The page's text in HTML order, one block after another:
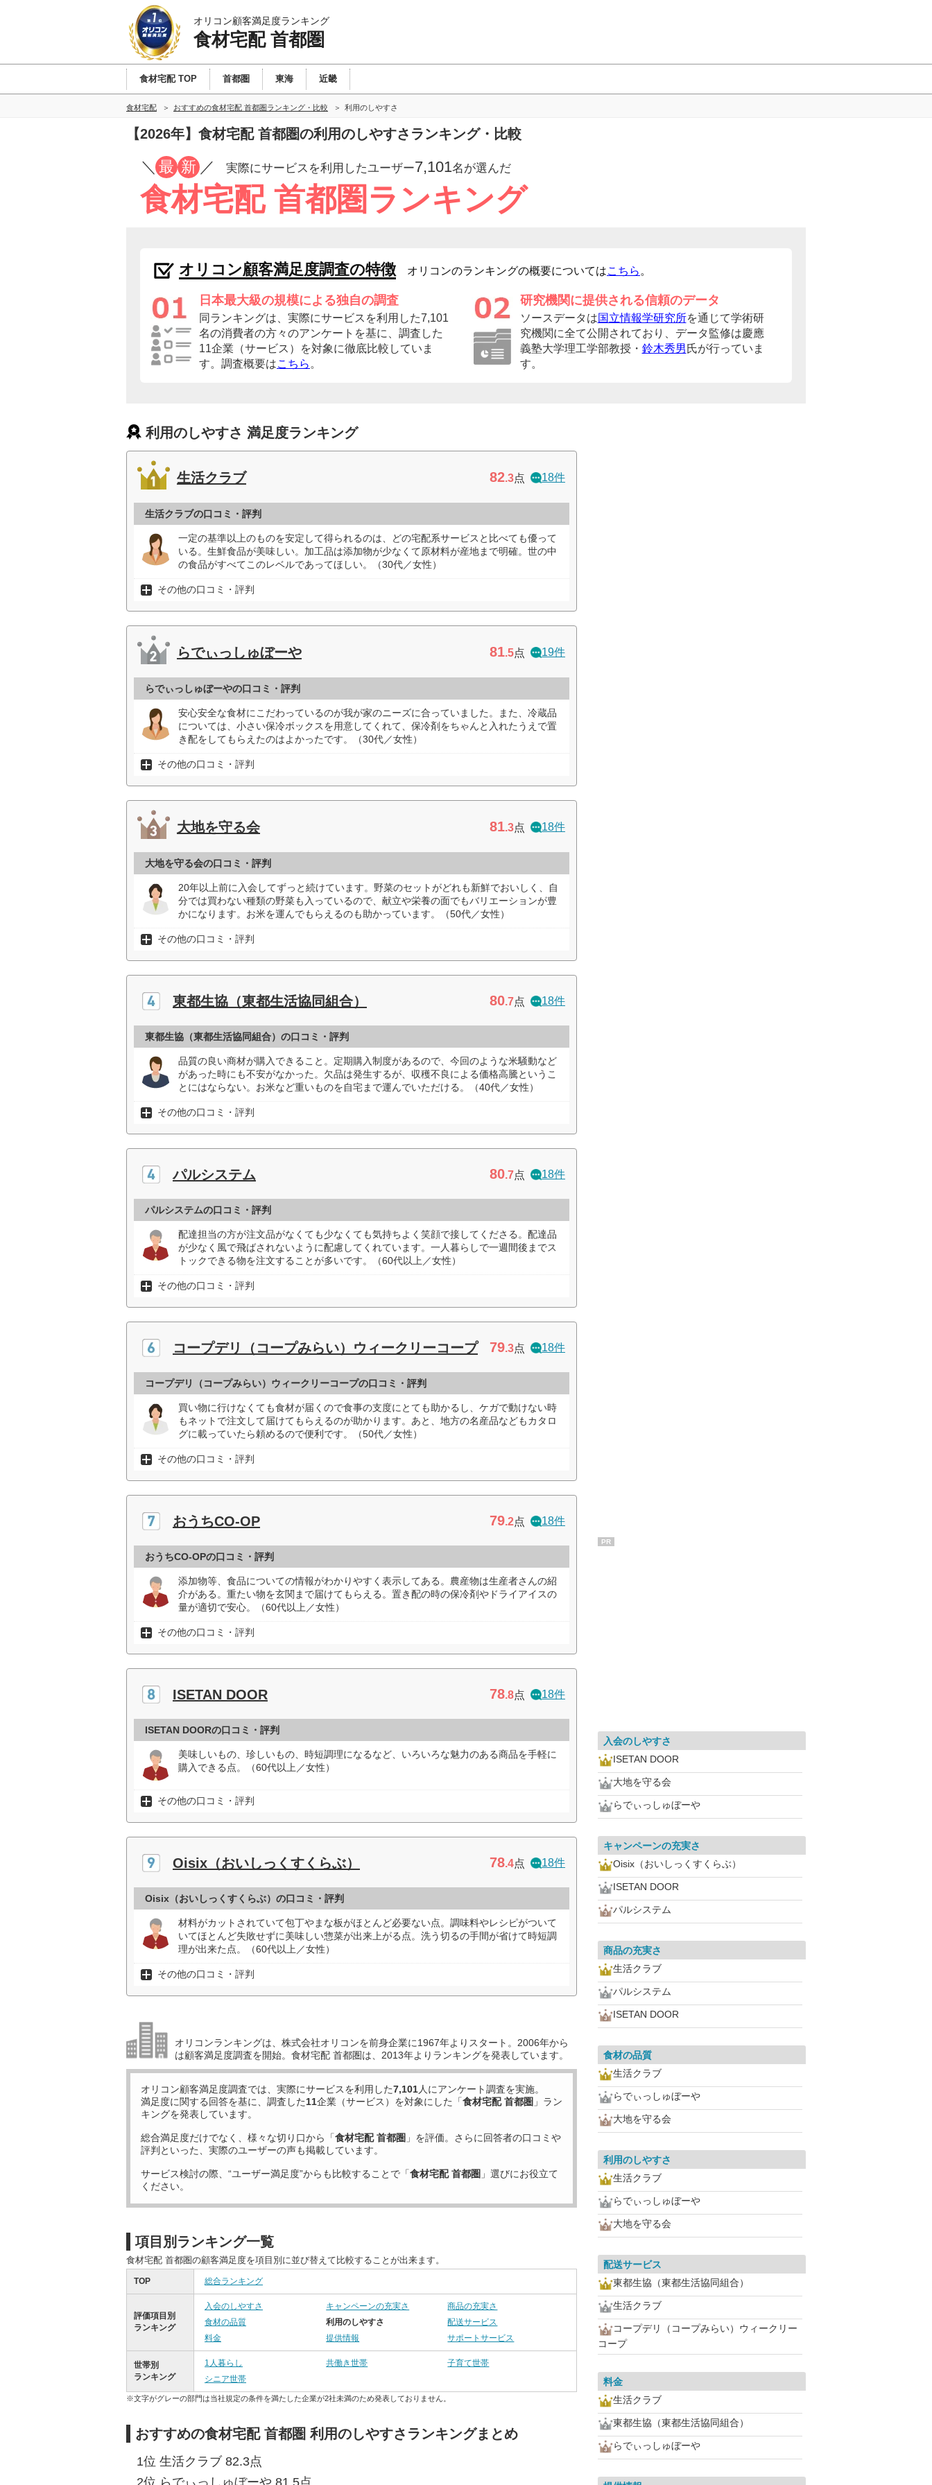
オリコン顧客満足度ランキング
食材宅配 首都圏
食材宅配 TOP 首都圏 東海 近畿
食材宅配 おすすめの食材宅配 首都圏ランキング・比較 利用のしやすさ
【2026年】食材宅配 首都圏の利用のしやすさランキング・比較
／ 最 新 ／ 実際にサービスを利用したユーザー7,101名が選んだ
食材宅配 首都圏ランキング
オリコン顧客満足度調査の特徴 オリコンのランキングの概要についてはこちら 。
日本最大級の規模による独自の調査
同ランキングは、実際にサービスを利用した7,101
名の消費者の方々のアンケートを基に、調査した
11企業（サービス）を対象に徹底比較していま
す。調査概要はこちら 。
研究機関に提供される信頼のデータ
ソースデータは国立情報学研究所を通じて学術研
究機関に全て公開されており、データ監修は慶應
義塾大学理工学部教授・ 鈴木秀男 氏が行っていま
す。
利用のしやすさ 満足度ランキング
生活クラブ 82.3点 18件
生活クラブの口コミ・評判
一定の基準以上のものを安定して得られるのは、どの宅配系サービスと比べても優って
いる。生鮮食品が美味しい。加工品は添加物が少なくて原材料が産地まで明確。世の中
の食品がすべてこのレベルであってほしい。（30代／女性）
その他の口コミ・評判
らでぃっしゅぼーや 81.5点 19件
らでぃっしゅぼーやの口コミ・評判
安心安全な食材にこだわっているのが我が家のニーズに合っていました。また、冷蔵品
については、小さい保冷ボックスを用意してくれて、保冷剤をちゃんと入れたうえで置
き配をしてもらえたのはよかったです。（30代／女性）
その他の口コミ・評判
大地を守る会 81.3点 18件
大地を守る会の口コミ・評判
20年以上前に入会してずっと続けています。野菜のセットがどれも新鮮でおいしく、自
分では買わない種類の野菜も入っているので、献立や栄養の面でもバリエーションが豊
かになります。お米を運んでもらえるのも助かっています。（50代／女性）
その他の口コミ・評判
東都生協（東都生活協同組合） 80.7点 18件
東都生協（東都生活協同組合）の口コミ・評判
品質の良い商材が購入できること。定期購入制度があるので、今回のような米騒動など
があった時にも不安がなかった。欠品は発生するが、収穫不良による価格高騰というこ
とにはならない。お米など重いものを自宅まで運んでいただける。（40代／女性）
その他の口コミ・評判
パルシステム 80.7点 18件
パルシステムの口コミ・評判
配達担当の方が注文品がなくても少なくても気持ちよく笑顔で接してくださる。配達品
が少なく風で飛ばされないように配慮してくれています。一人暮らしで一週間後までス
トックできる物を注文することが多いです。（60代以上／女性）
その他の口コミ・評判
コープデリ（コープみらい）ウィークリーコープ 79.3点 18件
コープデリ（コープみらい）ウィークリーコープの口コミ・評判
買い物に行けなくても食材が届くので食事の支度にとても助かるし、ケガで動けない時
もネットで注文して届けてもらえるのが助かります。あと、地方の名産品などもカタロ
グに載っていたら頼めるので便利です。（50代／女性）
その他の口コミ・評判
おうちCO-OP 79.2点 18件
おうちCO-OPの口コミ・評判
添加物等、食品についての情報がわかりやすく表示してある。農産物は生産者さんの紹
介がある。重たい物を玄関まで届けてもらえる。置き配の時の保冷剤やドライアイスの
量が適切で安心。（60代以上／女性）
その他の口コミ・評判
ISETAN DOOR 78.8点 18件
ISETAN DOORの口コミ・評判
美味しいもの、珍しいもの、時短調理になるなど、いろいろな魅力のある商品を手軽に
購入できる点。（60代以上／女性）
その他の口コミ・評判
Oisix（おいしっくすくらぶ） 78.4点 18件
Oisix（おいしっくすくらぶ）の口コミ・評判
材料がカットされていて包丁やまな板がほとんど必要ない点。調味料やレシピがついて
いてほとんど失敗せずに美味しい惣菜が出来上がる点。洗う切るの手間が省けて時短調
理が出来た点。（60代以上／女性）
その他の口コミ・評判
オリコンランキングは、株式会社オリコンを前身企業に1967年よりスタート。2006年から
は顧客満足度調査を開始。食材宅配 首都圏は、2013年よりランキングを発表しています。
オリコン顧客満足度調査では、実際にサービスを利用した7,101人にアンケート調査を実施。
満足度に関する回答を基に、調査した11企業（サービス）を対象にした「食材宅配 首都圏 」ラン
キングを発表しています。
総合満足度だけでなく、様々な切り口から「食材宅配 首都圏 」を評価。さらに回答者の口コミや
評判といった、実際のユーザーの声も掲載しています。
サービス検討の際、“ユーザー満足度”からも比較することで「食材宅配 首都圏 」選びにお役立て
ください。
項目別ランキング一覧
食材宅配 首都圏の顧客満足度を項目別に並び替えて比較することが出来ます。
TOP 総合ランキング
評価項目別
ランキング
入会のしやすさ キャンペーンの充実さ
商品の充実さ
食材の品質
利用のしやすさ
配送サービス
料金
提供情報 サポートサービス
世帯別
ランキング
1人暮らし 共働き世帯
子育て世帯
シニア世帯
※文字がグレーの部門は当社規定の条件を満たした企業が2社未満のため発表しておりません。
おすすめの食材宅配 首都圏 利用のしやすさランキングまとめ
1位 生活クラブ 82.3点
2位 らでぃっしゅぼーや 81.5点
PR
入会のしやすさ
ISETAN DOOR
大地を守る会
らでぃっしゅぼーや
キャンペーンの充実さ
Oisix（おいしっくすくらぶ）
ISETAN DOOR
パルシステム
商品の充実さ
生活クラブ
パルシステム
ISETAN DOOR
食材の品質
生活クラブ
らでぃっしゅぼーや
大地を守る会
利用のしやすさ
生活クラブ
らでぃっしゅぼーや
大地を守る会
配送サービス
東都生協（東都生活協同組合）
生活クラブ
コープデリ（コープみらい）ウィークリー
コープ
料金
生活クラブ
東都生協（東都生活協同組合）
らでぃっしゅぼーや